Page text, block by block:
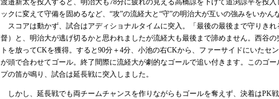
渡邉新太を投入すると、明治大も78分に疲れの見える高橋諒を下げて道渕諒平を投
ックに変えて守備を固めるなど、“攻”の流経大と“守”の明治大が互いの強みをいかん
スコアは動かず、試合はアディショナルタイムに突入。「最後の最後まで守りきれ
督）と、明治大が逃げ切るかと思われましたが流経大も最後まで諦めません。西谷
トを放ってCKを獲得。すると90分＋4分、小池の右CKから、ファーサイドにいたセ
が頭で合わせてゴール。終了間際に流経大が劇的なゴールで追い付きます。このゴー
プの笛が鳴り、試合は延長戦に突入しました。
しかし、延長戦でも両チームチャンスを作りながらもゴールを奪えず、決着はPK